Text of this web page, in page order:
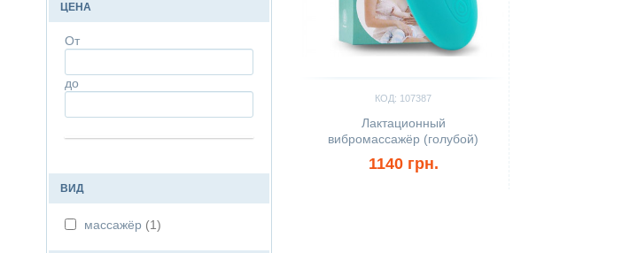
ЦЕНА
От
до
ВИД
массажёр (1)
КОД: 107387
Лактационный
вибромассажёр (голубой)
1140 грн.